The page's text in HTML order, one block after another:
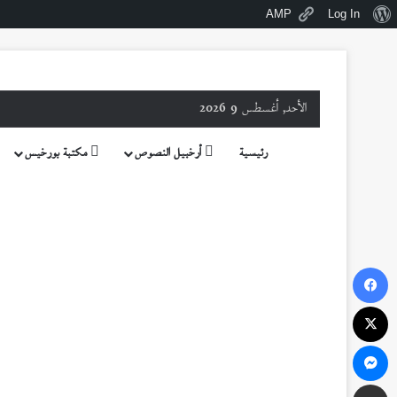
نبذةLog In
AMP
الأحد, أغسطس 9 2026
رئيسية أرخبيل النصوص مكتبة بورخيس